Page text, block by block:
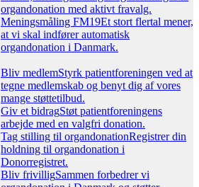
organdonation med aktivt fravalg.
Meningsmåling FM19Et stort flertal mener,
at vi skal indfører automatisk
organdonation i Danmark.
Bliv medlemStyrk patientforeningen ved at
tegne medlemskab og benyt dig af vores
mange støttetilbud.
Giv et bidragStøt patientforeningens
arbejde med en valgfri donation.
Tag stilling til organdonationRegistrer din
holdning til organdonation i
Donorregistret.
Bliv frivilligSammen forbedrer vi